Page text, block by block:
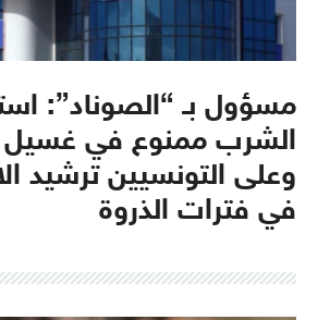
مسؤول بـ “الصوناد”:
الشرب ممنوع في غسيل
وعلى التونسيين ترشيد
في فترات الذروة